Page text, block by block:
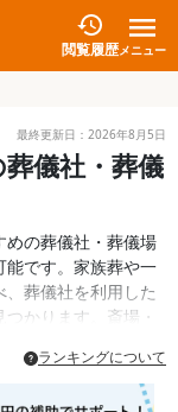
閲覧履歴メニュー
最終更新日： 2026年8月5日
儀社・葬儀
めの葬儀社・葬儀場
能です。家族葬や一
葬儀社を利用した
かります。斎場・
夜・早朝でも対応可
ランキングについて